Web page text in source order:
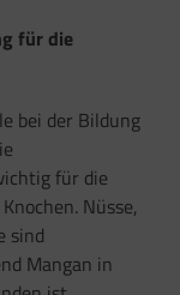
für die
bei der Bildung
für die
Nüsse,
sind
Mangan in